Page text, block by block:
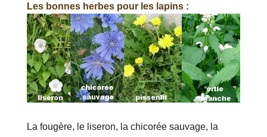
Les bonnes herbes pour les lapins :
La fougère, le liseron, la chicorée sauvage, la